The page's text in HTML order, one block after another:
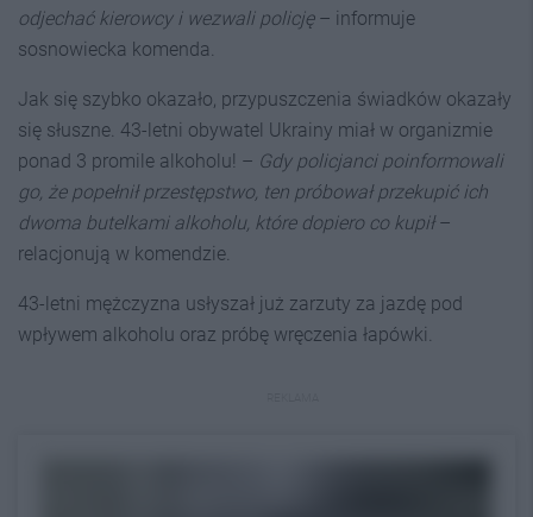
odjechać kierowcy i wezwali policję – informuje
sosnowiecka komenda.
Jak się szybko okazało, przypuszczenia świadków okazały
się słuszne. 43-letni obywatel Ukrainy miał w organizmie
ponad 3 promile alkoholu! – Gdy policjanci poinformowali
go, że popełnił przestępstwo, ten próbował przekupić ich
dwoma butelkami alkoholu, które dopiero co kupił –
relacjonują w komendzie.
43-letni mężczyzna usłyszał już zarzuty za jazdę pod
wpływem alkoholu oraz próbę wręczenia łapówki.